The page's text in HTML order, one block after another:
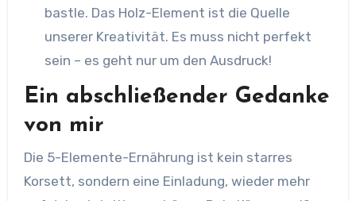
bastle. Das Holz-Element ist die Quelle
unserer Kreativität. Es muss nicht perfekt
sein – es geht nur um den Ausdruck!
Ein abschließender Gedanke
von mir
Die 5-Elemente-Ernährung ist kein starres
Korsett, sondern eine Einladung, wieder mehr